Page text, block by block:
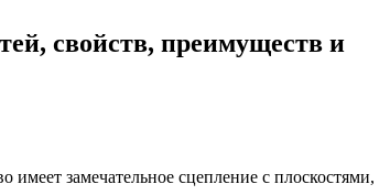
свойств, преимуществ и
замечательное сцепление с плоскостями,